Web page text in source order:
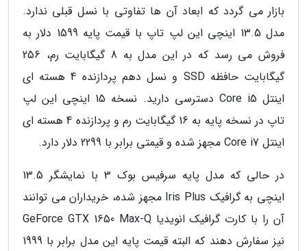
بازار می گردد که ابعاد آن ها تفاوتی با نسل قبلی ندارد.
مدل 13.5 اینچی این لپ تاپ با قیمت پایه 1599 دلار به
فروش می رسد که در این مدل به 8 گیگابایت رم، 256
گیگابایت حافظه SSD و نسل دهم پردازنده 4 هسته ای
اینتل Core i5 دسترسی دارید. نسخه 15 اینچی این لپ
تاپ در نسخه پایه به 16 گیگابایت رم و پردازنده 4 هسته ای
اینتل Core i7 مجهز شده و قیمتی برابر با 2299 دلار دارد.
در حالی که مدل پایه سرفیس بوک 3 با نمایشگر 13.5
اینچی به گرافیک Iris Plus مجهز شده، خریداران می توانند
آن را با کارت گرافیک انویدیا GeForce GTX 1650 Max-Q
نیز سفارش دهند که البته قیمت پایه این مدل برابر با 1999